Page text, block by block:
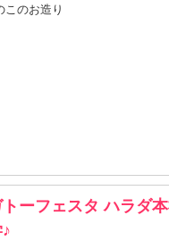
このお造り
ーフェスタ ハラダ